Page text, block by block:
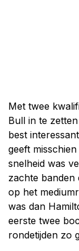
Met twee
Bull in te
best
geeft
snelheid was
zachte banden
op het
was dan
eerste twee
rondetijden zo